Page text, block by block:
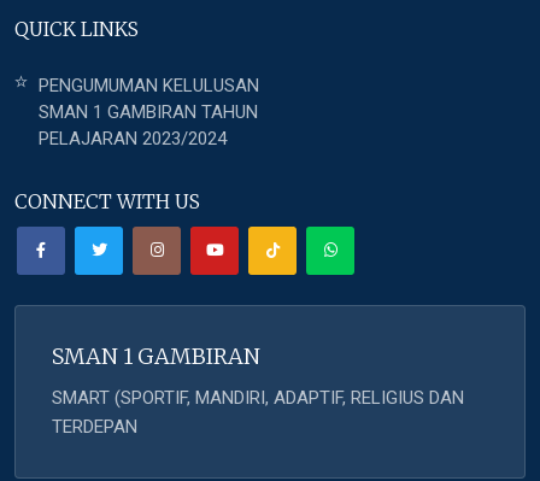
QUICK LINKS
PENGUMUMAN KELULUSAN
SMAN 1 GAMBIRAN TAHUN
PELAJARAN 2023/2024
CONNECT WITH US
SMAN 1 GAMBIRAN
SMART (SPORTIF, MANDIRI, ADAPTIF, RELIGIUS DAN
TERDEPAN